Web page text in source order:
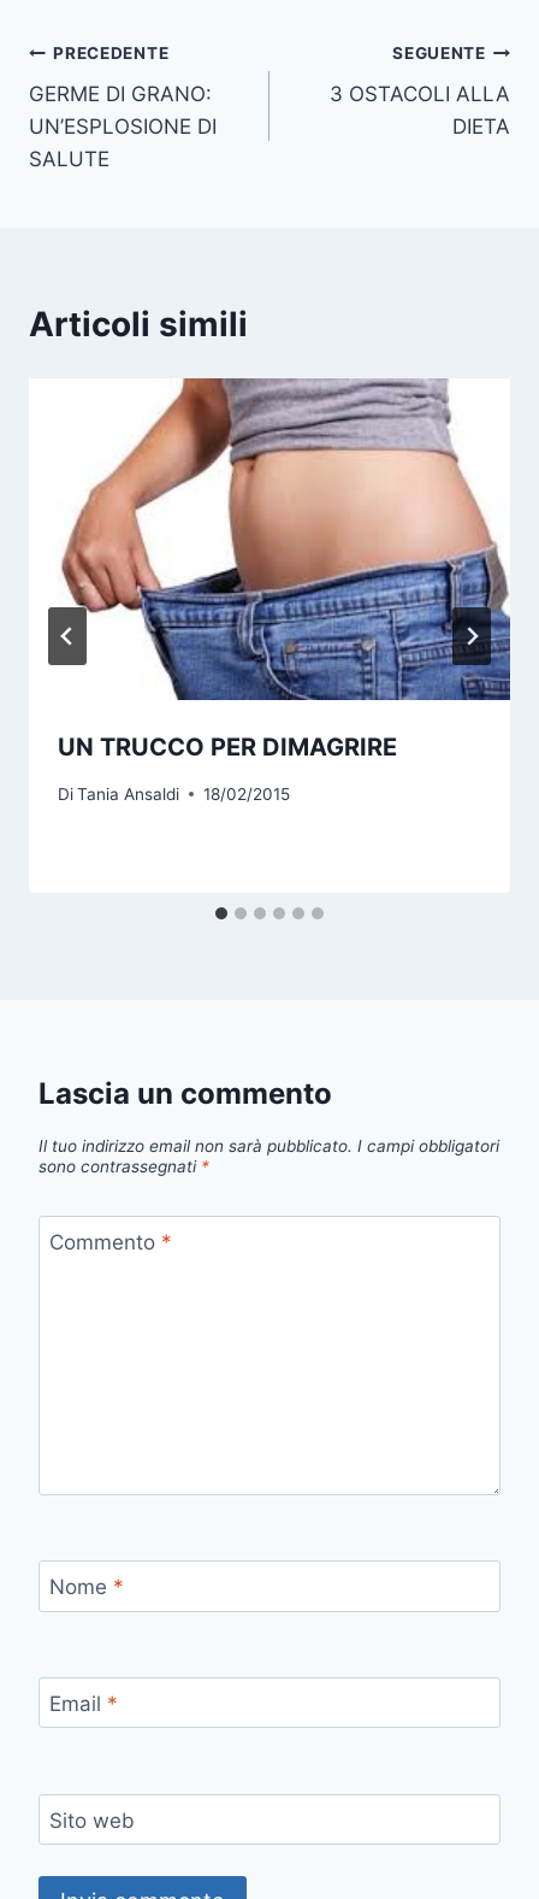
Navigazione
articoli
PRECEDENTE
GERME DI GRANO:
UN’ESPLOSIONE DI
SALUTE
SEGUENTE
3 OSTACOLI ALLA
DIETA
Articoli simili
UN TRUCCO PER DIMAGRIRE
DiTania Ansaldi 18/02/2015
Lascia un commento
Il tuo indirizzo email non sarà pubblicato. I campi obbligatori
sono contrassegnati *
Commento *
Nome *
Email *
Sito web